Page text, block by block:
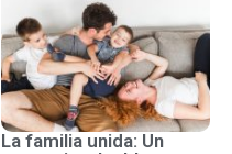
La familia unida: Un